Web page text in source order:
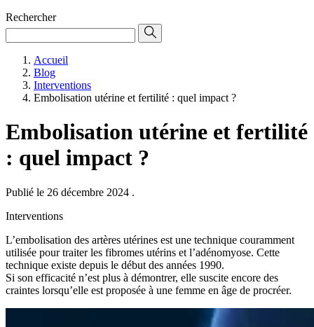
Rechercher
Accueil
Blog
Interventions
Embolisation utérine et fertilité : quel impact ?
Embolisation utérine et fertilité
: quel impact ?
Publié le 26 décembre 2024 .
Interventions
L’embolisation des artères utérines est une technique couramment
utilisée pour traiter les fibromes utérins et l’adénomyose. Cette
technique existe depuis le début des années 1990.
Si son efficacité n’est plus à démontrer, elle suscite encore des
craintes lorsqu’elle est proposée à une femme en âge de procréer.